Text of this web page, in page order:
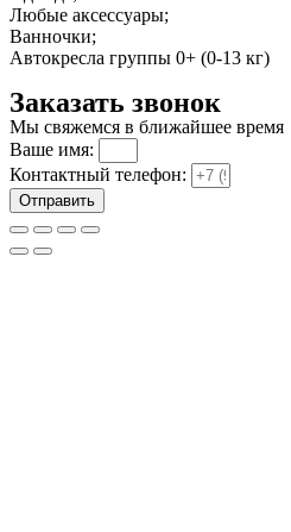
Любые аксессуары;
Ванночки;
Автокресла группы 0+ (0-13 кг)
Заказать звонок
Мы свяжемся в ближайшее время
Ваше имя:
Контактный телефон:
Отправить